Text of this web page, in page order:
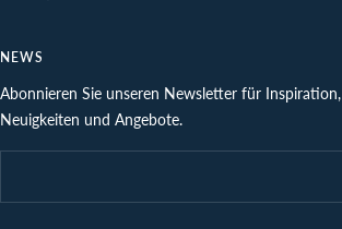
NEWS
Abonnieren Sie unseren Newsletter für Inspiration,
Neuigkeiten und Angebote.